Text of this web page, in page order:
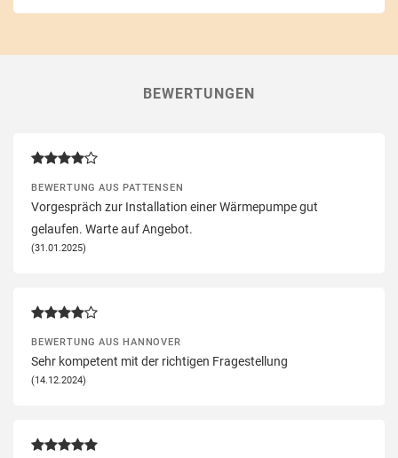
BEWERTUNGEN
BEWERTUNG AUS PATTENSEN
Vorgespräch zur Installation einer Wärmepumpe gut
gelaufen. Warte auf Angebot.
(31.01.2025)
BEWERTUNG AUS HANNOVER
Sehr kompetent mit der richtigen Fragestellung
(14.12.2024)